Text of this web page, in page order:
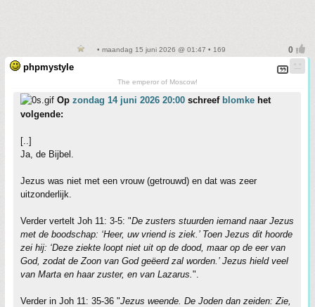
• maandag 15 juni 2026 @ 01:47 • 169
phpmystyle
The emperor of Moscow!
Op zondag 14 juni 2026 20:00 schreef blomke het
volgende:
[..]
Ja, de Bijbel.
Jezus was niet met een vrouw (getrouwd) en dat was zeer
uitzonderlijk.
Verder vertelt Joh 11: 3-5: "De zusters stuurden iemand naar Jezus
met de boodschap: ‘Heer, uw vriend is ziek.’ Toen Jezus dit hoorde
zei hij: ‘Deze ziekte loopt niet uit op de dood, maar op de eer van
God, zodat de Zoon van God geëerd zal worden.’ Jezus hield veel
van Marta en haar zuster, en van Lazarus.".
Verder in Joh 11: 35-36 "Jezus weende. De Joden dan zeiden: Zie,